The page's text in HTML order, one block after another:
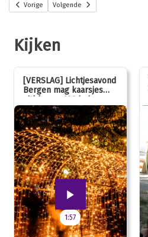
Vorige Volgende
Kijken
[VERSLAG] Lichtjesavond
Bergen mag kaarsjes
uitblazen: 100 jarig
jubileum!
1:57